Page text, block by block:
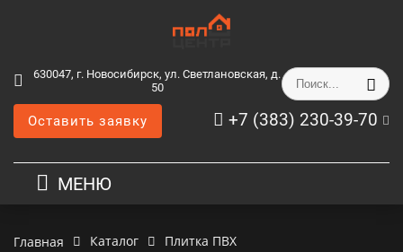
630047, г. Новосибирск, ул. Светлановская, д.
50
+7 (383) 230-39-70
Оставить заявку
МЕНЮ
Главная Каталог
Плитка ПВХ